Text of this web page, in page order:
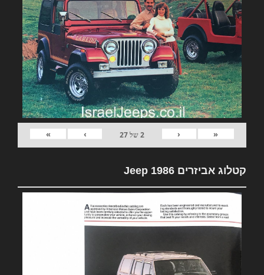
«
‹
2של27
›
»
קטלוג אביזרים Jeep 1986